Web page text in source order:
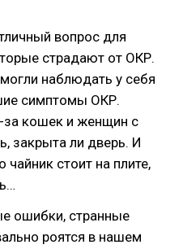
вопрос для
страдают от ОКР.
наблюдать у себя
симптомы ОКР.
за кошек и женщин с
закрыта ли дверь. И
чайник стоит на плите,
ошибки, странные
роятся в нашем